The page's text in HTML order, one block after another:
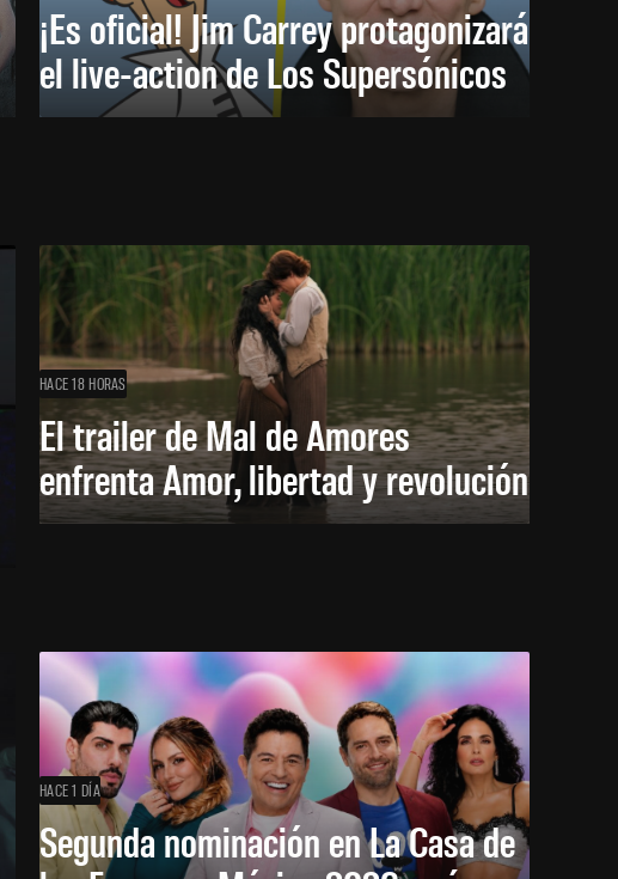
¡Es oficial! Jim Carrey protagonizará
el live-action de Los Supersónicos
HACE 18 HORAS
El trailer de Mal de Amores
enfrenta Amor, libertad y revolución
HACE 1 DÍA
Segunda nominación en La Casa de